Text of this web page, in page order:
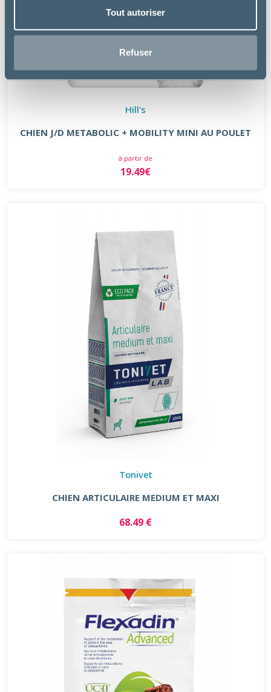
Tout autoriser
Refuser
Hill's
CHIEN J/D METABOLIC + MOBILITY MINI AU POULET
à partir de
19.49€
Tonivet
CHIEN ARTICULAIRE MEDIUM ET MAXI
68.49 €